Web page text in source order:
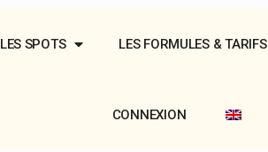
LES SPOTS LES FORMULES & TARIFS
CONNEXION